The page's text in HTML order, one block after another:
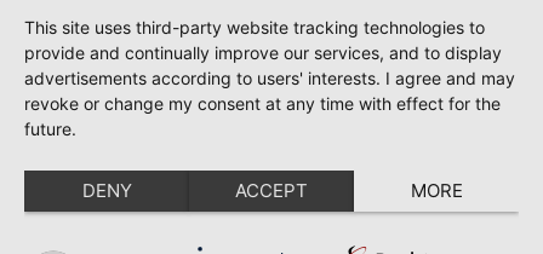
This site uses third-party website tracking technologies to
provide and continually improve our services, and to display
advertisements according to users' interests. I agree and may
revoke or change my consent at any time with effect for the
future.
DENY ACCEPT MORE